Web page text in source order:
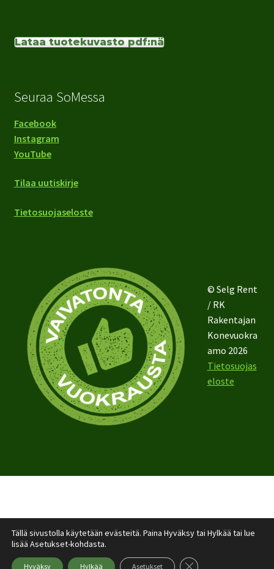
Lataa tuotekuvasto pdf:nä
Seuraa SoMessa
Facebook
Instagram
YouTube
Tilaa uutiskirje
Tietosuojaseloste
© Selg Rent
/ RK
Rakentajan
Konevuokra
amo 2026
Tietosuojas
eloste
Tällä sivustolla käytetään evästeitä. Paina Hyväksy tai Hylkää tai lue
lisää Asetukset-kohdasta.
Hyväksy Hylkää Asetukset Sulje evästebanneri